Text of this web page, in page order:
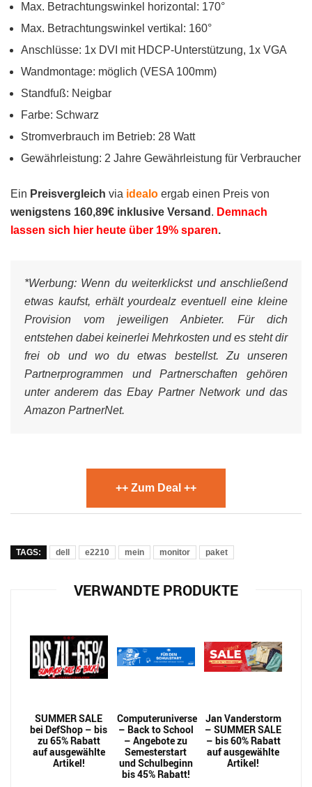
Max. Betrachtungswinkel horizontal: 170°
Max. Betrachtungswinkel vertikal: 160°
Anschlüsse: 1x DVI mit HDCP-Unterstützung, 1x VGA
Wandmontage: möglich (VESA 100mm)
Standfuß: Neigbar
Farbe: Schwarz
Stromverbrauch im Betrieb: 28 Watt
Gewährleistung: 2 Jahre Gewährleistung für Verbraucher
Ein Preisvergleich via idealo ergab einen Preis von
wenigstens 160,89€ inklusive Versand . Demnach
lassen sich hier heute über 19% sparen.
*Werbung: Wenn du weiterklickst und anschließend
etwas kaufst, erhält yourdealz eventuell eine kleine
Provision vom jeweiligen Anbieter. Für dich
entstehen dabei keinerlei Mehrkosten und es steht dir
frei ob und wo du etwas bestellst. Zu unseren
Partnerprogrammen und Partnerschaften gehören
unter anderem das Ebay Partner Network und das
Amazon PartnerNet.
++ Zum Deal ++
TAGS: dell e2210 mein monitor paket
VERWANDTE PRODUKTE
SUMMER SALE
bei DefShop – bis
zu 65% Rabatt
auf ausgewählte
Artikel!
Computeruniverse
– Back to School
– Angebote zu
Semesterstart
und Schulbeginn
bis 45% Rabatt!
Jan Vanderstorm
– SUMMER SALE
– bis 60% Rabatt
auf ausgewählte
Artikel!